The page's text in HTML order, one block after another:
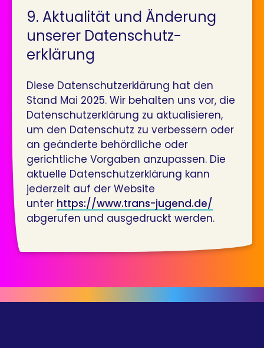
9. Aktualität und Änderung
unserer Datenschutz­­­­­
erklärung
Diese Datenschutzerklärung hat den
Stand Mai 2025. Wir behalten uns vor, die
Datenschutzerklärung zu aktualisieren,
um den Datenschutz zu verbessern oder
an geänderte behördliche oder
gerichtliche Vorgaben anzupassen. Die
aktuelle Datenschutzerklärung kann
jederzeit auf der Website
unter https://www.trans-jugend.de/
abgerufen und ausgedruckt werden.